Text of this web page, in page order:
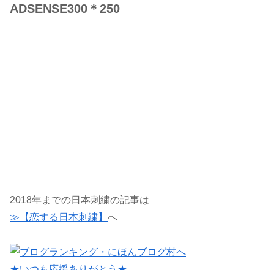
ADSENSE300＊250
2018年までの日本刺繍の記事は
≫【恋する日本刺繍】 へ